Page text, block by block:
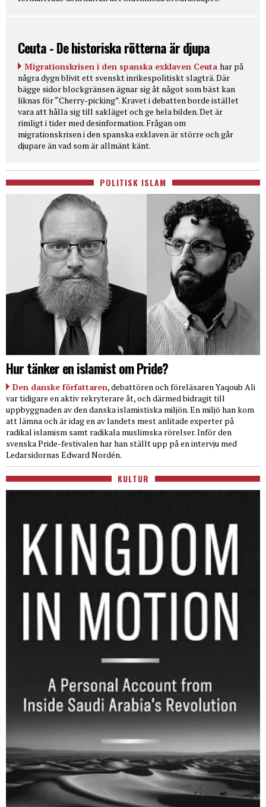
Ceuta - De historiska rötterna är djupa
Migrationskrisen i den spanska exklaven Ceuta har på
några dygn blivit ett svenskt inrikespolitiskt slagträ. Där
bägge sidor blockgränsen ägnar sig åt något som bäst kan
liknas för “Cherry-picking”. Kravet i debatten borde istället
vara att hålla sig till sakläget och ge hela bilden. Det är
rimligt i tider med desinformation. Frågan om
migrationskrisen i den spanska exklaven är större och går
djupare än vad som är allmänt känt.
POLITISK ISLAM
Hur tänker en islamist om Pride?
Den danske författaren, debattören och föreläsaren Yaqoub Ali
var tidigare en aktiv rekryterare åt, och därmed bidragit till
uppbyggnaden av den danska islamistiska miljön. En miljö han kom
att lämna och är idag en av landets mest anlitade experter på
radikal islamism samt radikala muslimska rörelser. Inför den
svenska Pride-festivalen har han ställt upp på en intervju med
Ledarsidornas Edward Nordén.
KULTUR